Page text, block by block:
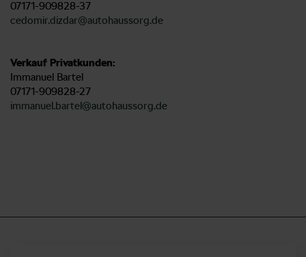
07171-909828-37
cedomir.dizdar@autohaussorg.de
Verkauf Privatkunden:
Immanuel Bartel
07171-909828-27
immanuel.bartel@autohaussorg.de